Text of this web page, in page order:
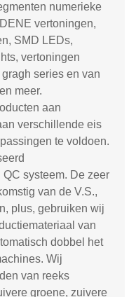
numerieke
vertoningen,
SMD LEDs,
vertoningen
series en van
meer.
aan
verschillende eis
te voldoen.
systeem. De zeer
van de V.S.,
plus, gebruiken wij
van
dobbel het
Wij
van reeks
groene, zuivere